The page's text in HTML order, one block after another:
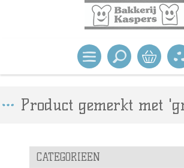
Product gemerkt met
CATEGORIEEN